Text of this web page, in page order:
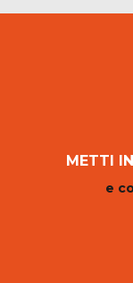
METTI
e